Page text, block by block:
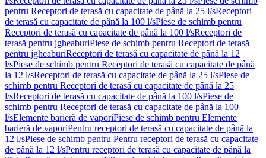
pentru Receptori de terasă cu capacitate de până la 25 l/sReceptori
de terasă cu capacitate de până la 100 l/sPiese de schimb pentru
Receptori de terasă cu capacitate de până la 100 l/sReceptori de
terasă pentru jgheaburiPiese de schimb pentru Receptori de terasă
pentru jgheaburiReceptori de terasă cu capacitate de până la 12
l/sPiese de schimb pentru Receptori de terasă cu capacitate de până
la 12 l/sReceptori de terasă cu capacitate de până la 25 l/sPiese de
schimb pentru Receptori de terasă cu capacitate de până la 25
l/sReceptori de terasă cu capacitate de până la 100 l/sPiese de
schimb pentru Receptori de terasă cu capacitate de până la 100
l/sElemente barieră de vaporiPiese de schimb pentru Elemente
barieră de vaporiPentru receptori de terasă cu capacitate de până la
12 l/sPiese de schimb pentru Pentru receptori de terasă cu capacitate
de până la 12 l/sPentru receptori de terasă cu capacitate de până la